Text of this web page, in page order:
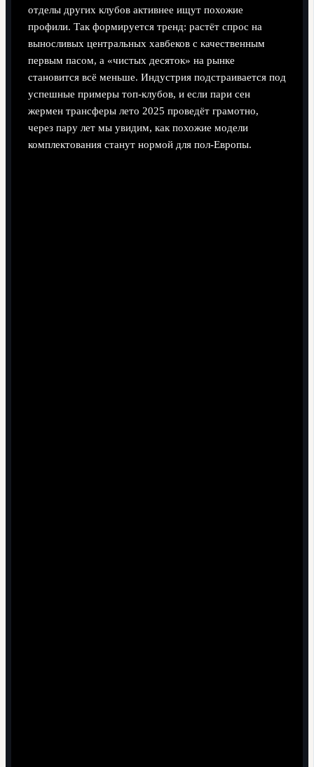
отделы других клубов активнее ищут похожие
профили. Так формируется тренд: растёт спрос на
выносливых центральных хавбеков с качественным
первым пасом, а «чистых десяток» на рынке
становится всё меньше. Индустрия подстраивается под
успешные примеры топ‑клубов, и если пари сен
жермен трансферы лето 2025 проведёт грамотно,
через пару лет мы увидим, как похожие модели
комплектования станут нормой для пол‑Европы.